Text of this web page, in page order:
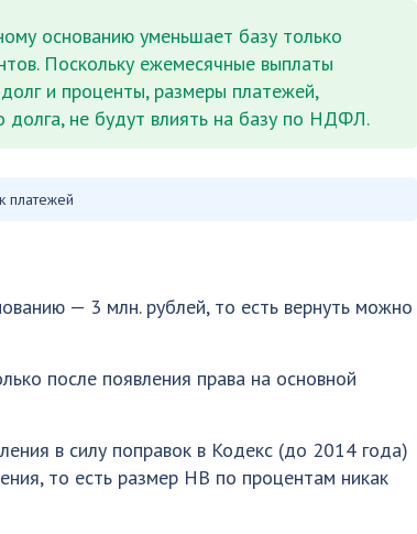
основанию уменьшает базу только
Поскольку ежемесячные выплаты
и проценты, размеры платежей,
долга, не будут влиять на базу по НДФЛ.
платежей
— 3 млн. рублей, то есть вернуть можно
после появления права на основной
в силу поправок в Кодекс (до 2014 года)
то есть размер НВ по процентам никак